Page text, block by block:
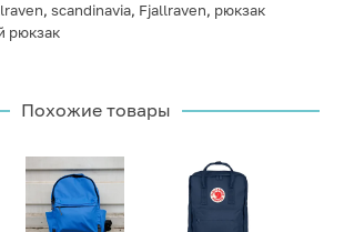
, scandinavia, Fjallraven, рюкзак
рюкзак
Похожие товары